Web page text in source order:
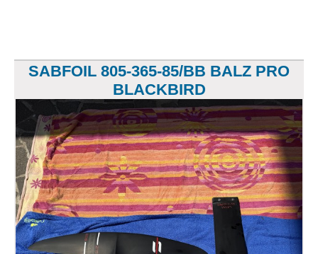
SABFOIL 805-365-85/BB BALZ PRO
BLACKBIRD